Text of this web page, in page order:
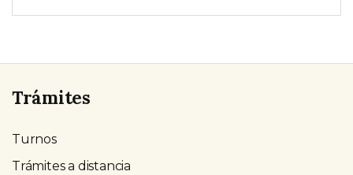
Trámites
Turnos
Trámites a distancia